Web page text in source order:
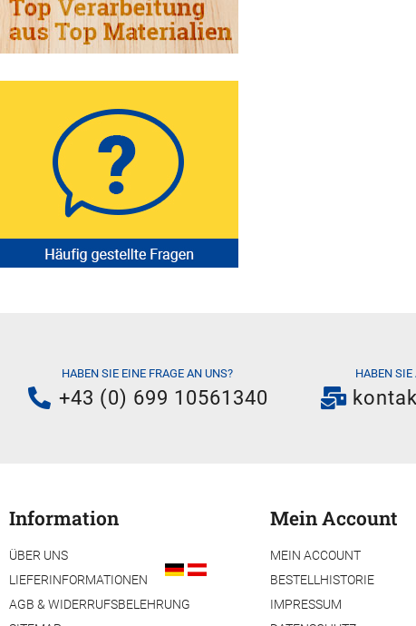
HABEN SIE EINE FRAGE AN UNS?
+43 (0) 699 10561340
HABEN SIE
Information
ÜBER UNS
LIEFERINFORMATIONEN
AGB & WIDERRUFSBELEHRUNG
Mein Account
MEIN ACCOUNT
BESTELLHISTORIE
IMPRESSUM